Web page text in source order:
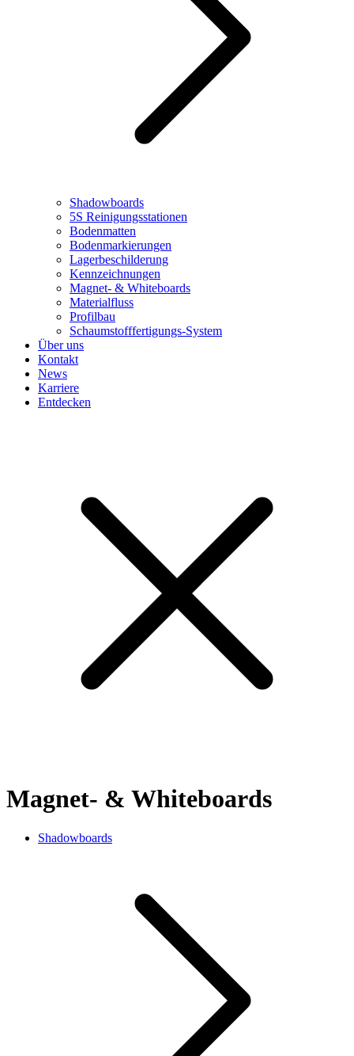
Shadowboards
5S Reinigungsstationen
Bodenmatten
Bodenmarkierungen
Lagerbeschilderung
Kennzeichnungen
Magnet- & Whiteboards
Materialfluss
Profilbau
Schaumstofffertigungs-System
Über uns
Kontakt
News
Karriere
Entdecken
Magnet- & Whiteboards
Shadowboards